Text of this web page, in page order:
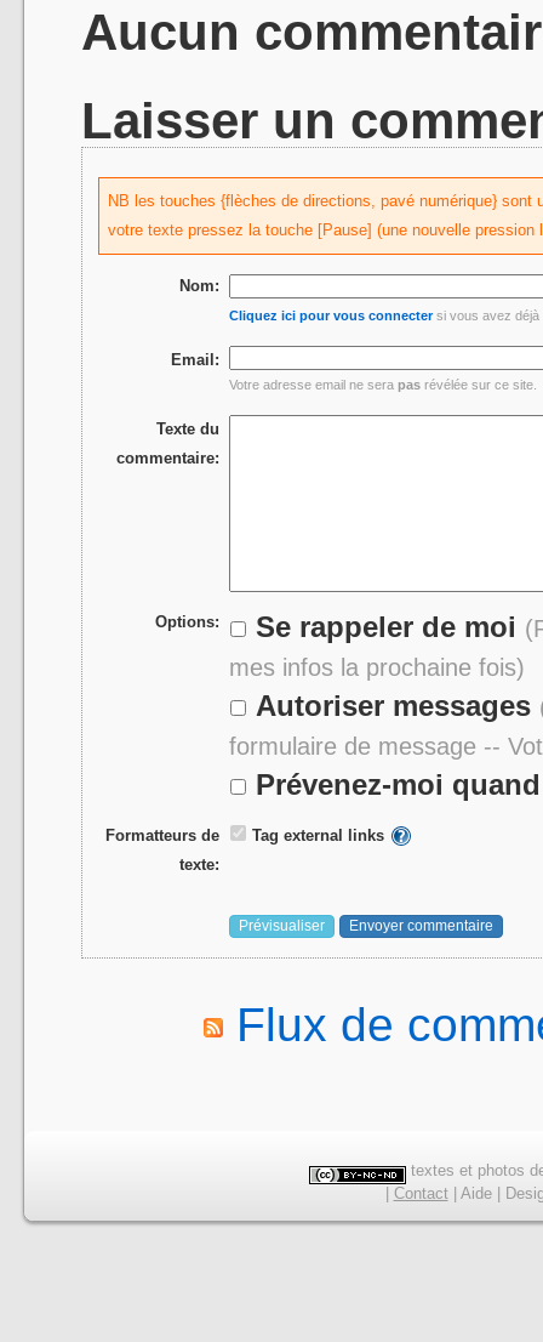
Aucun
Laisser un
NB les touches {flèches de directions, pavé numérique}
votre texte pressez la touche [Pause] (une nouvelle pression
Nom:
Cliquez ici pour vous connectersi vous avez déjà
Email:
Votre adresse email ne serapas révélée sur ce site.
Texte du
commentaire:
Options: Se rappeler de moi
mes infos la prochaine fois)
Autoriser messages
formulaire de message --
Prévenez-moi
Formatteurs de
texte:
Tag external links
Flux de
textes et photos
Contact| Aide|